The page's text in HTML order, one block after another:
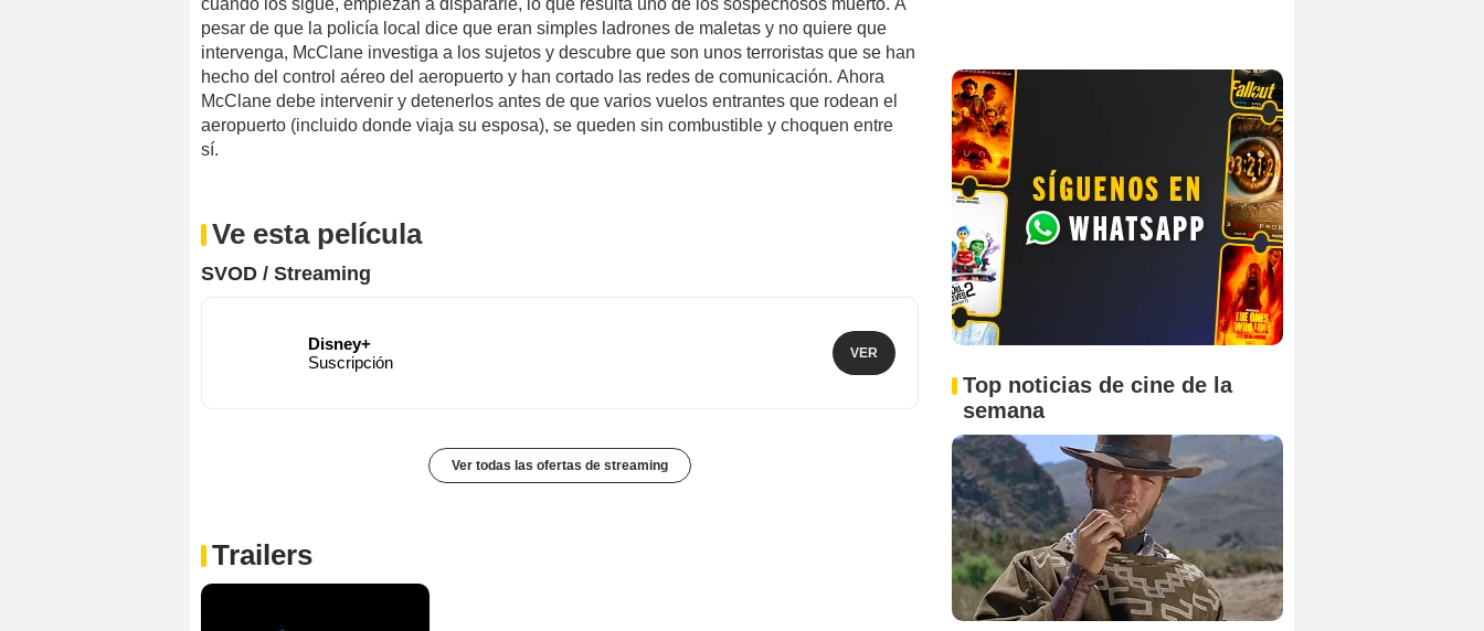
pesar de que la policía local dice que eran simples ladrones de maletas y no quiere que
intervenga, McClane investiga a los sujetos y descubre que son unos terroristas que se han
hecho del control aéreo del aeropuerto y han cortado las redes de comunicación. Ahora
McClane debe intervenir y detenerlos antes de que varios vuelos entrantes que rodean el
aeropuerto (incluido donde viaja su esposa), se queden sin combustible y choquen entre
sí.
Ve esta película
SVOD / Streaming
Disney+
Suscripción
VER
Ver todas las ofertas de streaming
Trailers
Top noticias de cine de la
semana